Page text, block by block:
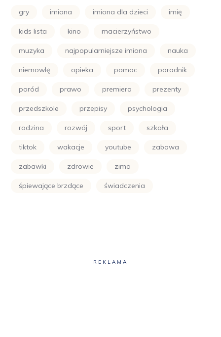
gry imiona imiona dla dzieci imię
kids lista kino macierzyństwo
muzyka najpopularniejsze imiona nauka
niemowlę opieka pomoc poradnik
poród prawo premiera prezenty
przedszkole przepisy psychologia
rodzina rozwój sport szkoła
tiktok wakacje youtube zabawa
zabawki zdrowie zima
śpiewające brzdące świadczenia
REKLAMA